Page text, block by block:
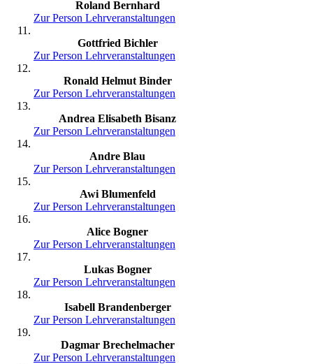
Roland Bernhard
Zur Person Lehrveranstaltungen
Gottfried Bichler
Zur Person Lehrveranstaltungen
Ronald Helmut Binder
Zur Person Lehrveranstaltungen
Andrea Elisabeth Bisanz
Zur Person Lehrveranstaltungen
Andre Blau
Zur Person Lehrveranstaltungen
Awi Blumenfeld
Zur Person Lehrveranstaltungen
Alice Bogner
Zur Person Lehrveranstaltungen
Lukas Bogner
Zur Person Lehrveranstaltungen
Isabell Brandenberger
Zur Person Lehrveranstaltungen
Dagmar Brechelmacher
Zur Person Lehrveranstaltungen